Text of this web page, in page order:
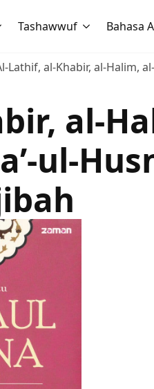
Tashawwuf Bahasa
Lathif, al-Khabir, al-Halim,
al-
ul-